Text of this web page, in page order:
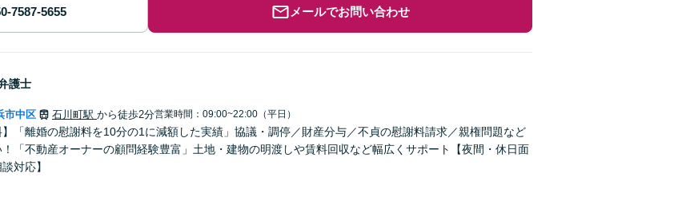
メールでお問い合わせ
護士
市中区 石川町駅 から徒歩2分営業時間：09:00~22:00（平日）
】「離婚の慰謝料を10分の1に減額した実績」協議・調停／財産分与／不貞の慰謝料請求／親権問題など
「不動産オーナーの顧問経験豊富」土地・建物の明渡しや賃料回収など幅広くサポート【夜間・休日面
対応】